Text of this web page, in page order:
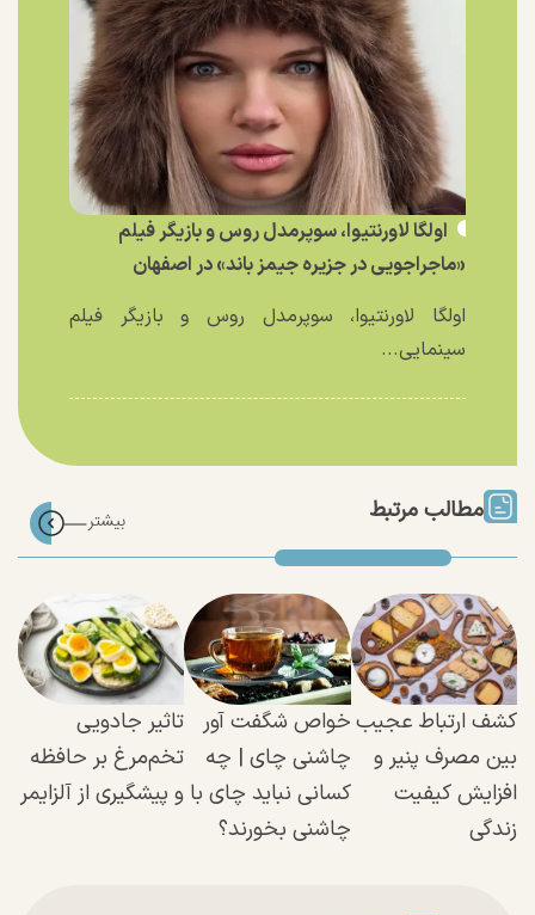
اولگا لاورنتیوا، سوپرمدل روس و بازیگر فیلم
«ماجراجویی در جزیره جیمز باند» در اصفهان
اولگا لاورنتیوا، سوپرمدل روس و بازیگر فیلم
سینمایی...
مطالب مرتبط
کشف ارتباط عجیب
بین مصرف پنیر و
افزایش کیفیت
زندگی
خواص شگفت آور
چاشنی‌ چای | چه
کسانی نباید چای با
چاشنی بخورند؟
تاثیر جادویی
تخم‌مرغ بر حافظه
و پیشگیری از آلزایمر